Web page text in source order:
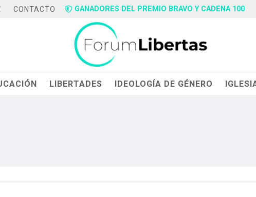
CONTACTO GANADORES DEL PREMIO BRAVO Y CADENA 100
LIBERTADES IDEOLOGÍA DE GÉNERO